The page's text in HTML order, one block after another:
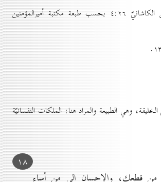
(۱) الوافي للفيض الكاشانيّ ٤:۲٦ بحسب طبعة مكتبة أميرالمؤمنين
وهي الطبيعة والمراد هنا: الملكات النفسانيّة
۱۸
قطعك، والإحسان إلى من أساء